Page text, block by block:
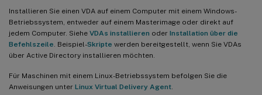
Installieren Sie einen VDA auf einem Computer mit einem Windows-
Betriebssystem, entweder auf einem Masterimage oder direkt auf
jedem Computer. Siehe VDAs installieren oder Installation über die
Befehlszeile . Beispiel-Skripte werden bereitgestellt, wenn Sie VDAs
über Active Directory installieren möchten.
Für Maschinen mit einem Linux-Betriebssystem befolgen Sie die
Anweisungen unter Linux Virtual Delivery Agent